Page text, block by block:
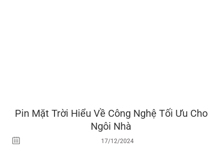
Pin Mặt Trời Hiểu Về Công Nghệ Tối Ưu Cho
Ngôi Nhà
17/12/2024